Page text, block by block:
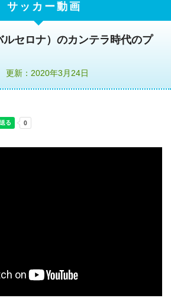
サッカー動画
セロナ）のカンテラ時代のプ
新：2020年3月24日